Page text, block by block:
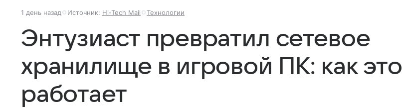
1 день назад Источник: Hi-Tech Mail Технологии
Энтузиаст превратил сетевое
хранилище в игровой ПК: как это
работает